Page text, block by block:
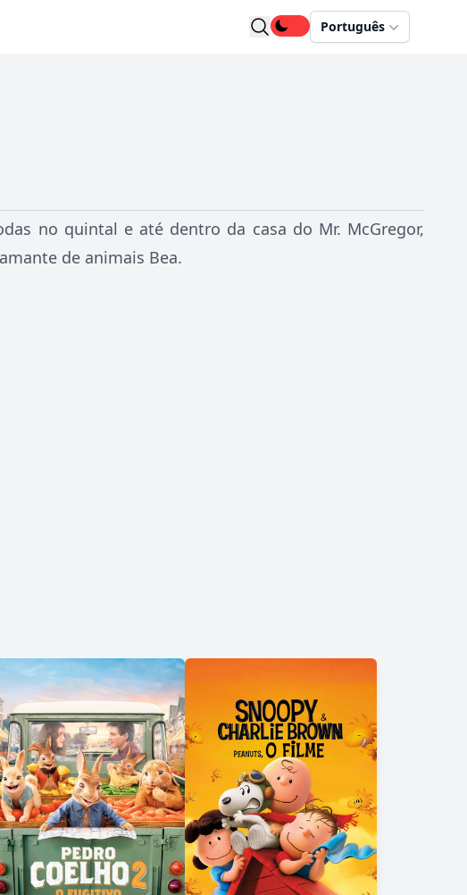
Português
no quintal e até dentro da casa do Mr. McGregor,
de animais Bea.